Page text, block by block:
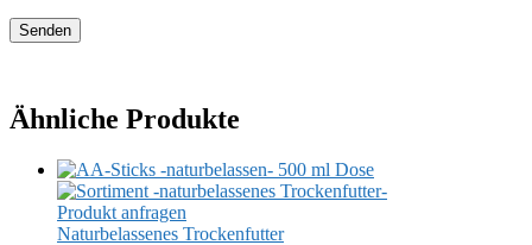
Ähnliche Produkte
Produkt anfragen
Naturbelassenes Trockenfutter